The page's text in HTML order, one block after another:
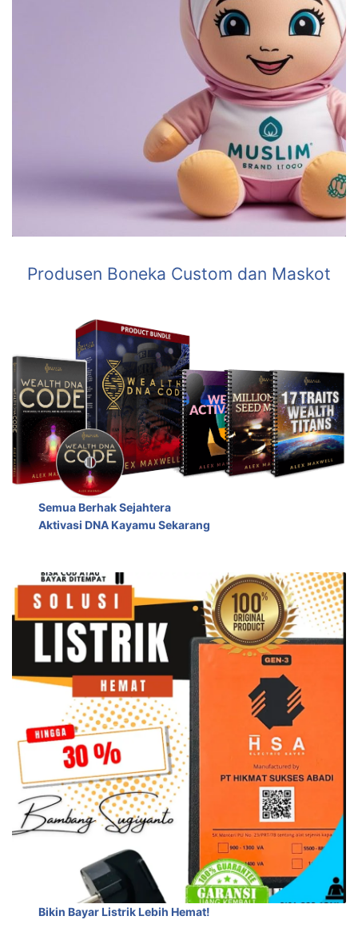
Produsen Boneka Custom dan Maskot
Semua Berhak Sejahtera
Aktivasi DNA Kayamu Sekarang
Bikin Bayar Listrik Lebih Hemat!